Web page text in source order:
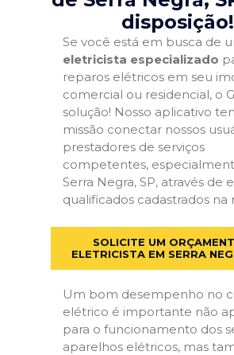
disposição!
Se você está em busca de
eletricista especializado
reparos elétricos em seu
comercial ou residencial, o
solução! Nosso aplicativo
missão conectar nossos
prestadores de serviços
competentes,
Serra Negra, SP, através de
qualificados cadastrados na
SOLICITE UM
ELETRICISTA EM SERRA
Um bom desempenho no
elétrico é importante não
para o funcionamento dos
aparelhos elétricos, mas